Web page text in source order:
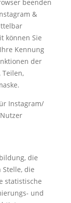
beenden
&
können Sie
Kennung
der
Instagram/
die
die
statistische
und